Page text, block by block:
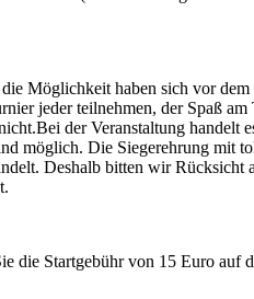
Möglichkeit haben sich vor
jeder teilnehmen, der Spaß am
der Veranstaltung handelt
möglich. Die Siegerehrung mit
Deshalb bitten wir Rücksicht
die Startgebühr von 15 Euro auf